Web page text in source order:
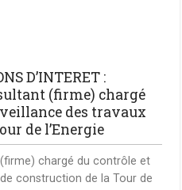
D’INTERET :
(firme) chargé
des travaux
de l’Energie
chargé du contrôle et
construction de la Tour de